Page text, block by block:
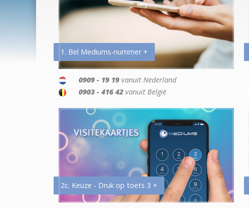
1. Bel Mediums-nummer +
0909 - 19 19 vanuit Nederland
0903 - 416 42 vanuit België
2c. Keuze - Druk op toets 3 +